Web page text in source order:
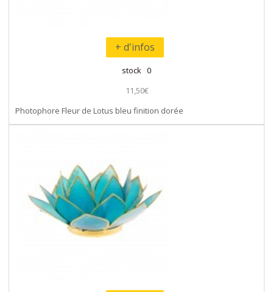
+ d'infos
stock 0
11,50€
Photophore Fleur de Lotus bleu finition dorée